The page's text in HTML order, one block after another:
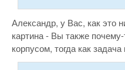
Александр, у Вас, как это
картина - Вы также
корпусом, тогда как